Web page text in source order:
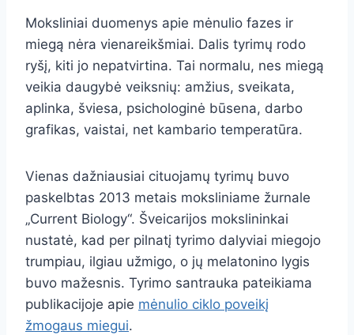
Moksliniai duomenys apie mėnulio fazes ir
miegą nėra vienareikšmiai. Dalis tyrimų rodo
ryšį, kiti jo nepatvirtina. Tai normalu, nes miegą
veikia daugybė veiksnių: amžius, sveikata,
aplinka, šviesa, psichologinė būsena, darbo
grafikas, vaistai, net kambario temperatūra.
Vienas dažniausiai cituojamų tyrimų buvo
paskelbtas 2013 metais moksliniame žurnale
„Current Biology“. Šveicarijos mokslininkai
nustatė, kad per pilnatį tyrimo dalyviai miegojo
trumpiau, ilgiau užmigo, o jų melatonino lygis
buvo mažesnis. Tyrimo santrauka pateikiama
publikacijoje apie mėnulio ciklo poveikį
žmogaus miegui.